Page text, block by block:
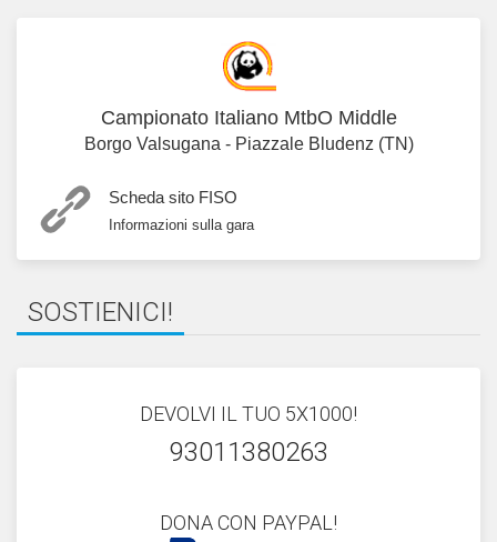
Campionato Italiano MtbO Middle
Borgo Valsugana - Piazzale Bludenz (TN)
Scheda sito FISO
Informazioni sulla gara
SOSTIENICI!
DEVOLVI IL TUO 5X1000!
93011380263
DONA CON PAYPAL!